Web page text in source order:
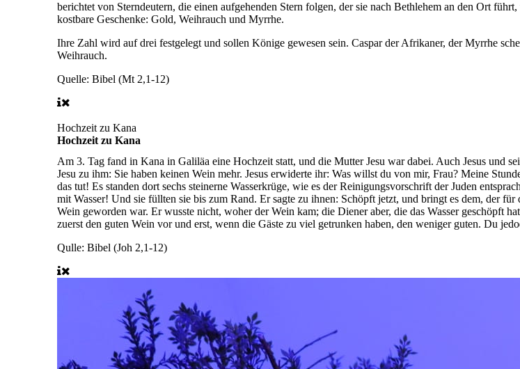
berichtet von Sterndeutern, die einen aufgehenden Stern folgen, der sie nach Bethlehem an den Ort
kostbare Geschenke: Gold, Weihrauch und Myrrhe.
Ihre Zahl wird auf drei festgelegt und sollen Könige gewesen sein. Caspar der Afrikaner, der Myrrhe
Weihrauch.
Quelle: Bibel (Mt 2,1-12)
Hochzeit zu Kana
Hochzeit zu Kana
Am 3. Tag fand in Kana in Galiläa eine Hochzeit statt, und die Mutter Jesu war dabei. Auch Jesus und
Jesu zu ihm: Sie haben keinen Wein mehr. Jesus erwiderte ihr: Was willst du von mir, Frau? Meine
das tut! Es standen dort sechs steinerne Wasserkrüge, wie es der Reinigungsvorschrift der Juden
mit Wasser! Und sie füllten sie bis zum Rand. Er sagte zu ihnen: Schöpft jetzt, und bringt es dem, der
Wein geworden war. Er wusste nicht, woher der Wein kam; die Diener aber, die das Wasser geschöpft
zuerst den guten Wein vor und erst, wenn die Gäste zu viel getrunken haben, den weniger guten. Du
Qulle: Bibel (Joh 2,1-12)